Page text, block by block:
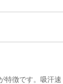
特徴です。吸汗速